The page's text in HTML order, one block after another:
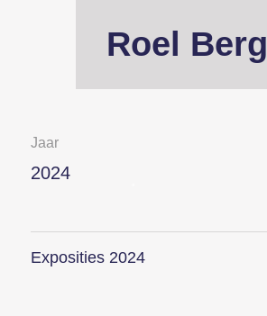
Roel Berg
Jaar
2024
Exposities 2024